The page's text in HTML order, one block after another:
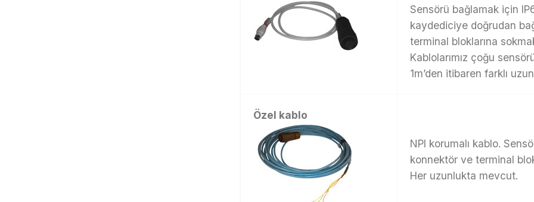
Sensörü bağlamak için
kaydediciye doğrudan
terminal bloklarına
Kablolarımız çoğu
1m’den itibaren farklı
Özel kablo
NPI korumalı kablo.
konnektör ve terminal
Her uzunlukta mevcut.